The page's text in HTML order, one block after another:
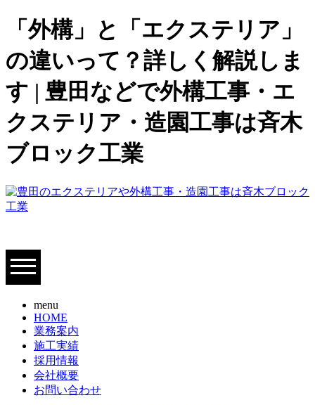
「外構」と「エクステリア」
の違いって？詳しく解説しま
す | 豊田などで外構工事・エ
クステリア・造園工事は斉木
ブロック工業
menu
HOME
業務案内
施工実績
採用情報
会社概要
お問い合わせ